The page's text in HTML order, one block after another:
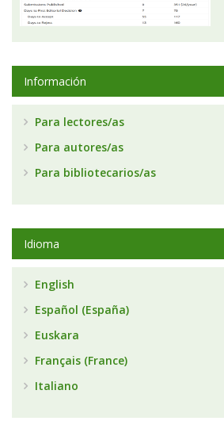
Información
Para lectores/as
Para autores/as
Para bibliotecarios/as
Idioma
English
Español (España)
Euskara
Français (France)
Italiano